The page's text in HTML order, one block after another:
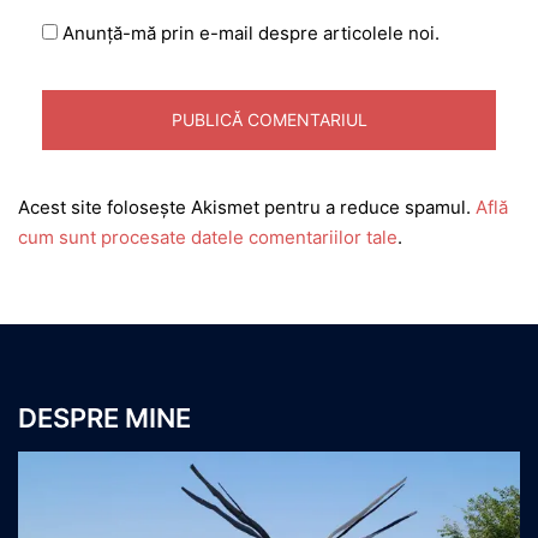
Anunță-mă prin e-mail despre articolele noi.
Acest site folosește Akismet pentru a reduce spamul. Află
cum sunt procesate datele comentariilor tale.
DESPRE MINE